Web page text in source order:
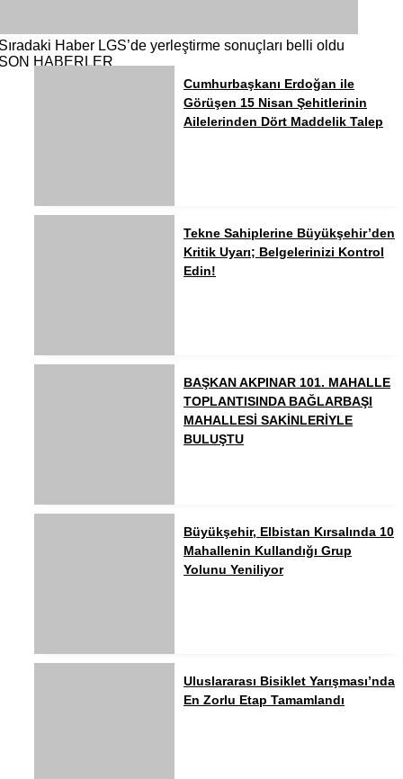
Haber LGS’de yerleştirme sonuçları belli oldu
HABERLER
Cumhurbaşkanı Erdoğan ile
Görüşen 15 Nisan Şehitlerinin
Ailelerinden Dört Maddelik Talep
Tekne Sahiplerine Büyükşehir’den
Kritik Uyarı; Belgelerinizi Kontrol
Edin!
BAŞKAN AKPINAR 101. MAHALLE
TOPLANTISINDA BAĞLARBAŞI
MAHALLESİ SAKİNLERİYLE
BULUŞTU
Büyükşehir, Elbistan Kırsalında 10
Mahallenin Kullandığı Grup
Yolunu Yeniliyor
Uluslararası Bisiklet Yarışması’nda
En Zorlu Etap Tamamlandı